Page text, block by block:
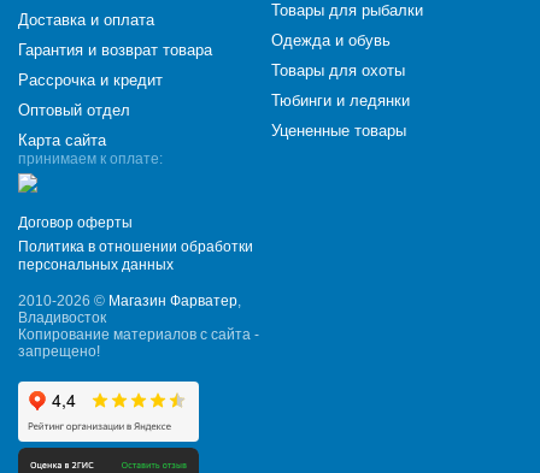
принимаем к оплате:
Договор оферты
Политика в отношении обработки
персональных данных
2010-2026 © Магазин Фарватер,
Владивосток
Копирование материалов с сайта -
запрещено!
Доставка и оплата
Гарантия и возврат товара
Рассрочка и кредит
Оптовый отдел
Карта сайта
Товары для рыбалки
Одежда и обувь
Товары для охоты
Тюбинги и ледянки
Уцененные товары